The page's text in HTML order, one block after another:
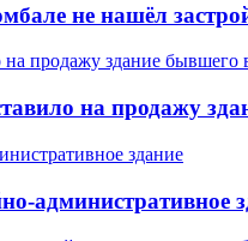
не нашёл
на продажу
административное